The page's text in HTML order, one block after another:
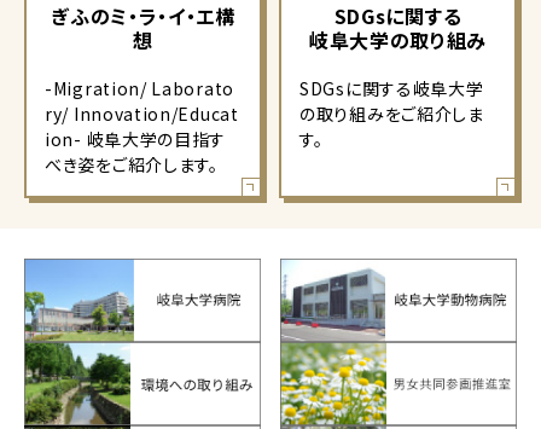
ぎふのミ・ラ・イ・エ構
想
-Migration/ Laborato
ry/ Innovation/Educat
ion- 岐阜大学の目指す
べき姿をご紹介します。
SDGsに関する
岐阜大学の取り組み
SDGsに関する岐阜大学
の取り組みをご紹介しま
す。